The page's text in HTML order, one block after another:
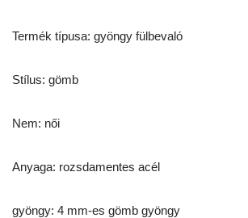
Termék típusa: gyöngy fülbevaló
Stílus: gömb
Nem: női
Anyaga: rozsdamentes acél
gyöngy: 4 mm-es gömb gyöngy